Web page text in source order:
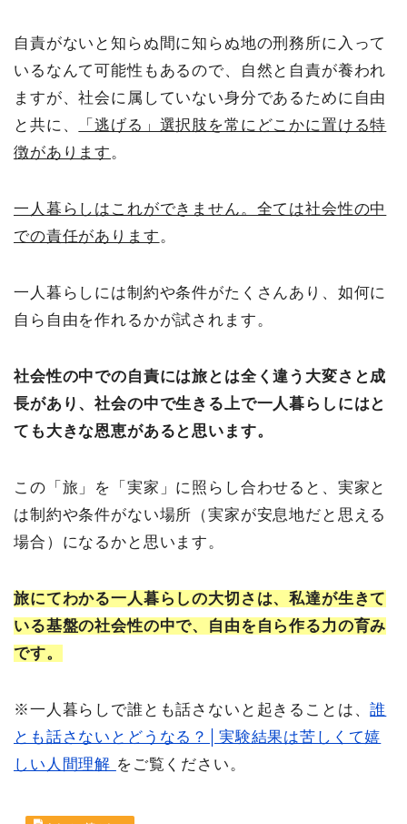
自責がないと知らぬ間に知らぬ地の刑務所に入って
いるなんて可能性もあるので、自然と自責が養われ
ますが、社会に属していない身分であるために自由
と共に、
「逃げる」選択肢を常にどこかに置ける特
徴があります。
一人暮らしはこれができません。全ては社会性の中
での責任があります。
一人暮らしには制約や条件がたくさんあり、如何に
自ら自由を作れるかが試されます。
社会性の中での自責には旅とは全く違う大変さと成
長があり、社会の中で生きる上で一人暮らしにはと
ても大きな恩恵があると思います。
この「旅」を「実家」に照らし合わせると、実家と
は制約や条件がない場所（実家が安息地だと思える
場合）になるかと思います。
旅にてわかる一人暮らしの大切さは、私達が生きて
いる基盤の社会性の中で、自由を自ら作る力の育み
です。
※一人暮らしで誰とも話さないと起きることは、誰
とも話さないとどうなる？│実験結果は苦しくて嬉
しい人間理解 をご覧ください。